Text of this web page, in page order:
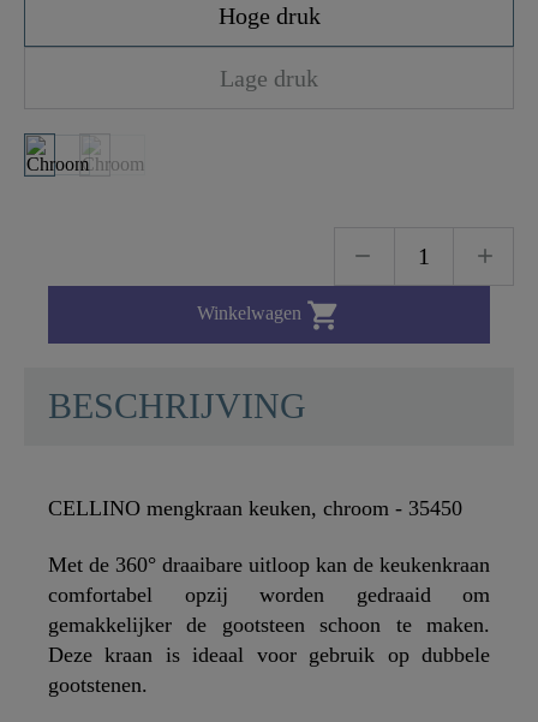
Hoge druk
Lage druk
Winkelwagen 
BESCHRIJVING
CELLINO mengkraan keuken, chroom - 35450
Met de 360° draaibare uitloop kan de keukenkraan
comfortabel opzij worden gedraaid om
gemakkelijker de gootsteen schoon te maken.
Deze kraan is ideaal voor gebruik op dubbele
gootstenen.